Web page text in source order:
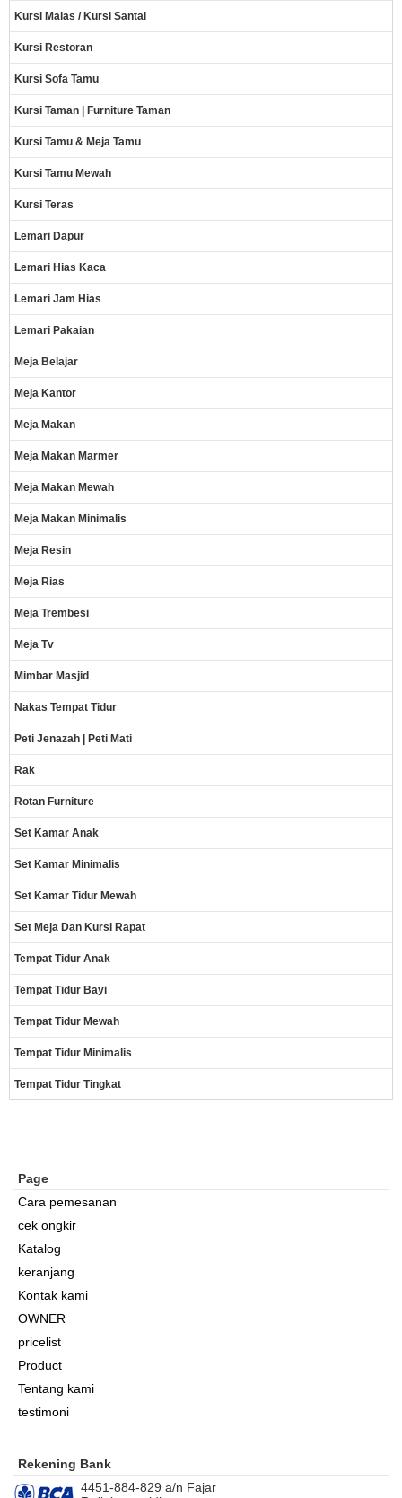
Kursi Malas / Kursi Santai
Kursi Restoran
Kursi Sofa Tamu
Kursi Taman | Furniture Taman
Kursi Tamu & Meja Tamu
Kursi Tamu Mewah
Kursi Teras
Lemari Dapur
Lemari Hias Kaca
Lemari Jam Hias
Lemari Pakaian
Meja Belajar
Meja Kantor
Meja Makan
Meja Makan Marmer
Meja Makan Mewah
Meja Makan Minimalis
Meja Resin
Meja Rias
Meja Trembesi
Meja Tv
Mimbar Masjid
Nakas Tempat Tidur
Peti Jenazah | Peti Mati
Rak
Rotan Furniture
Set Kamar Anak
Set Kamar Minimalis
Set Kamar Tidur Mewah
Set Meja Dan Kursi Rapat
Tempat Tidur Anak
Tempat Tidur Bayi
Tempat Tidur Mewah
Tempat Tidur Minimalis
Tempat Tidur Tingkat
Page
Cara pemesanan
cek ongkir
Katalog
keranjang
Kontak kami
OWNER
pricelist
Product
Tentang kami
testimoni
Rekening Bank
4451-884-829 a/n Fajar